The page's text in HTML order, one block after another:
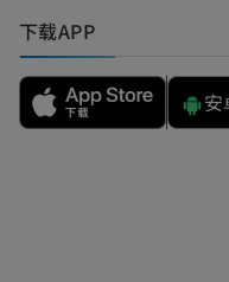
下载APP
安